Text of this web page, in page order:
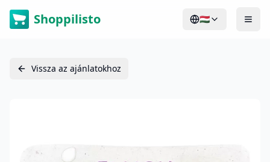
Shoppilisto 🇭🇺
Vissza az ajánlatokhoz